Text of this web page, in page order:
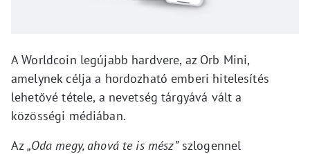
A Worldcoin legújabb hardvere, az Orb Mini,
amelynek célja a hordozható emberi hitelesítés
lehetővé tétele, a nevetség tárgyává vált a
közösségi médiában.
Az„Oda megy, ahová te is mész”szlogennel